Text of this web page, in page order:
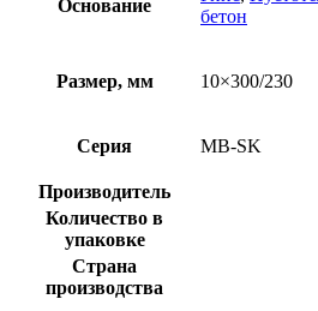
Основание
бетон
Размер, мм 10×300/230
Серия MB-SK
Производитель
Количество в
упаковке
Страна
производства